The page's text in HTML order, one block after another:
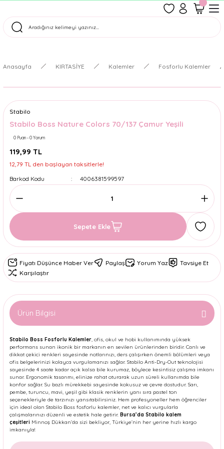
Tüm Siparişler Aynı Gün Kargoda!
Anasayfa KIRTASİYE Kalemler Fosforlu Kalemler
Stabilo
Stabilo Boss Nature Colors 70/137 Çamur Yeşili
0 Puan - 0 Yorum
119,99 TL
12,79 TL den başlayan taksitlerle!
Barkod Kodu
4006381599597
Sepete Ekle
Fiyatı Düşünce Haber Ver Paylaş Yorum Yaz
Tavsiye Et
Karşılaştır
Ürün Bilgisi
Stabilo Boss Fosforlu Kalemler, ofis, okul ve hobi kullanımında yüksek
performans sunan ikonik bir markanın en sevilen ürünlerinden biridir. Canlı ve
dikkat çekici renkleri sayesinde notlarınızı, ders çalışırken önemli bölümleri veya
ofis belgelerinizi kolayca vurgulamanızı sağlar. Stabilo Anti-Dry-Out teknolojisi
sayesinde 4 saate kadar açık kalsa bile kurumaz, böylece kesintisiz çalışma imkanı
sunar. Ergonomik tasarımı, elinize rahat oturarak uzun süreli kullanımda bile
konfor sağlar. Su bazlı mürekkebi sayesinde kokusuz ve çevre dostudur. Sarı,
pembe, turuncu, mavi, yeşil gibi klasik renklerin yanı sıra pastel ton
seçenekleriyle de tarzınızı yansıtabilirsiniz. Hem profesyoneller hem öğrenciler
için ideal olan Stabilo Boss fosforlu kalemler, net ve kalıcı vurgularla
çalışmalarınızı düzenli ve estetik hale getirir. Bursa’da Stabilo kalem
çeşitleri Minnoş Dükkan’da sizi bekliyor, Türkiye’nin her yerine hızlı kargo
imkanıyla!